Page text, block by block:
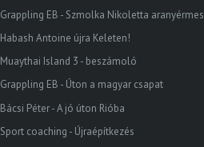
Grappling EB - Szmolka Nikoletta aranyérmes
Habash Antoine újra Keleten!
Muaythai Island 3 - beszámoló
Grappling EB - Úton a magyar csapat
Bácsi Péter - A jó úton Rióba
Sport coaching - Újraépítkezés